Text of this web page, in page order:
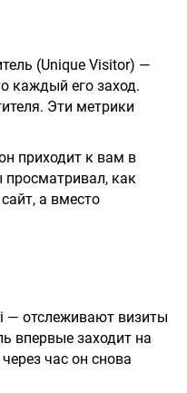
(Unique Visitor) —
каждый его заход.
Эти метрики
приходит к вам в
как
а вместо
— отслеживают визиты
впервые заходит на
час он снова